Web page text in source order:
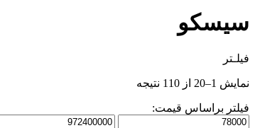
سیسکو
فیلـتر
نمایش 1–20 از 110 نتیجه
فیلتر براساس قیمت:
حداقل
حداكثر